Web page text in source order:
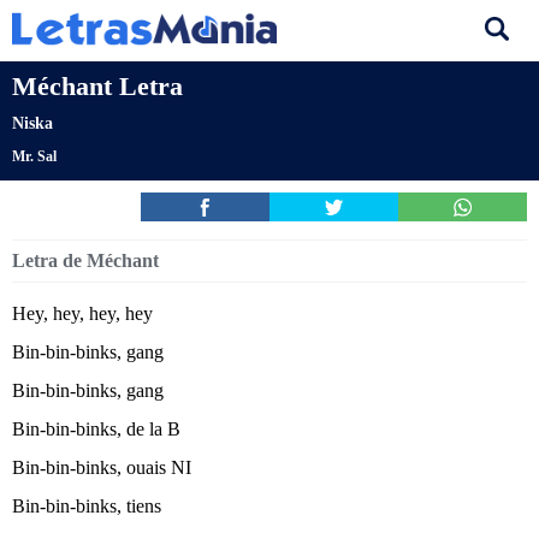
Méchant Letra
Niska
Mr. Sal
Letra de Méchant
Hey, hey, hey, hey
Bin-bin-binks, gang
Bin-bin-binks, gang
Bin-bin-binks, de la B
Bin-bin-binks, ouais NI
Bin-bin-binks, tiens